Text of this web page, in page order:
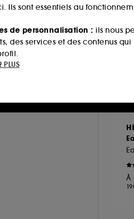
(1)
(13)
(2)
À
Ils sont essentiels au
de personnalisation : ils nous
des services et des contenus
ils
il s’agit de
qui sont utilisés afin
PLUS